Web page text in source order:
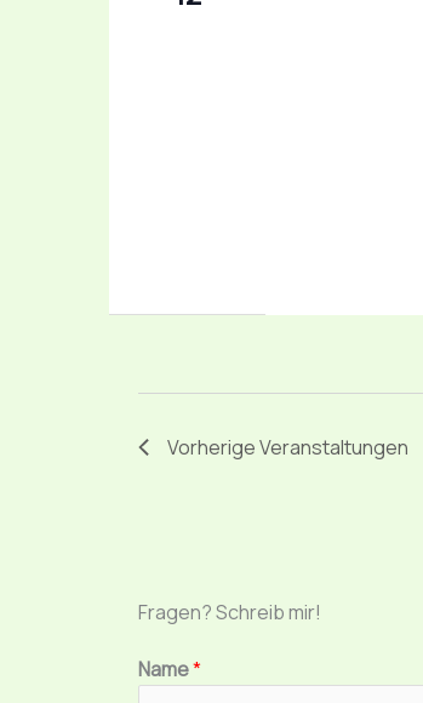
VorherigeVeranstaltungen
Fragen? Schreib mir!
g
e
Name*